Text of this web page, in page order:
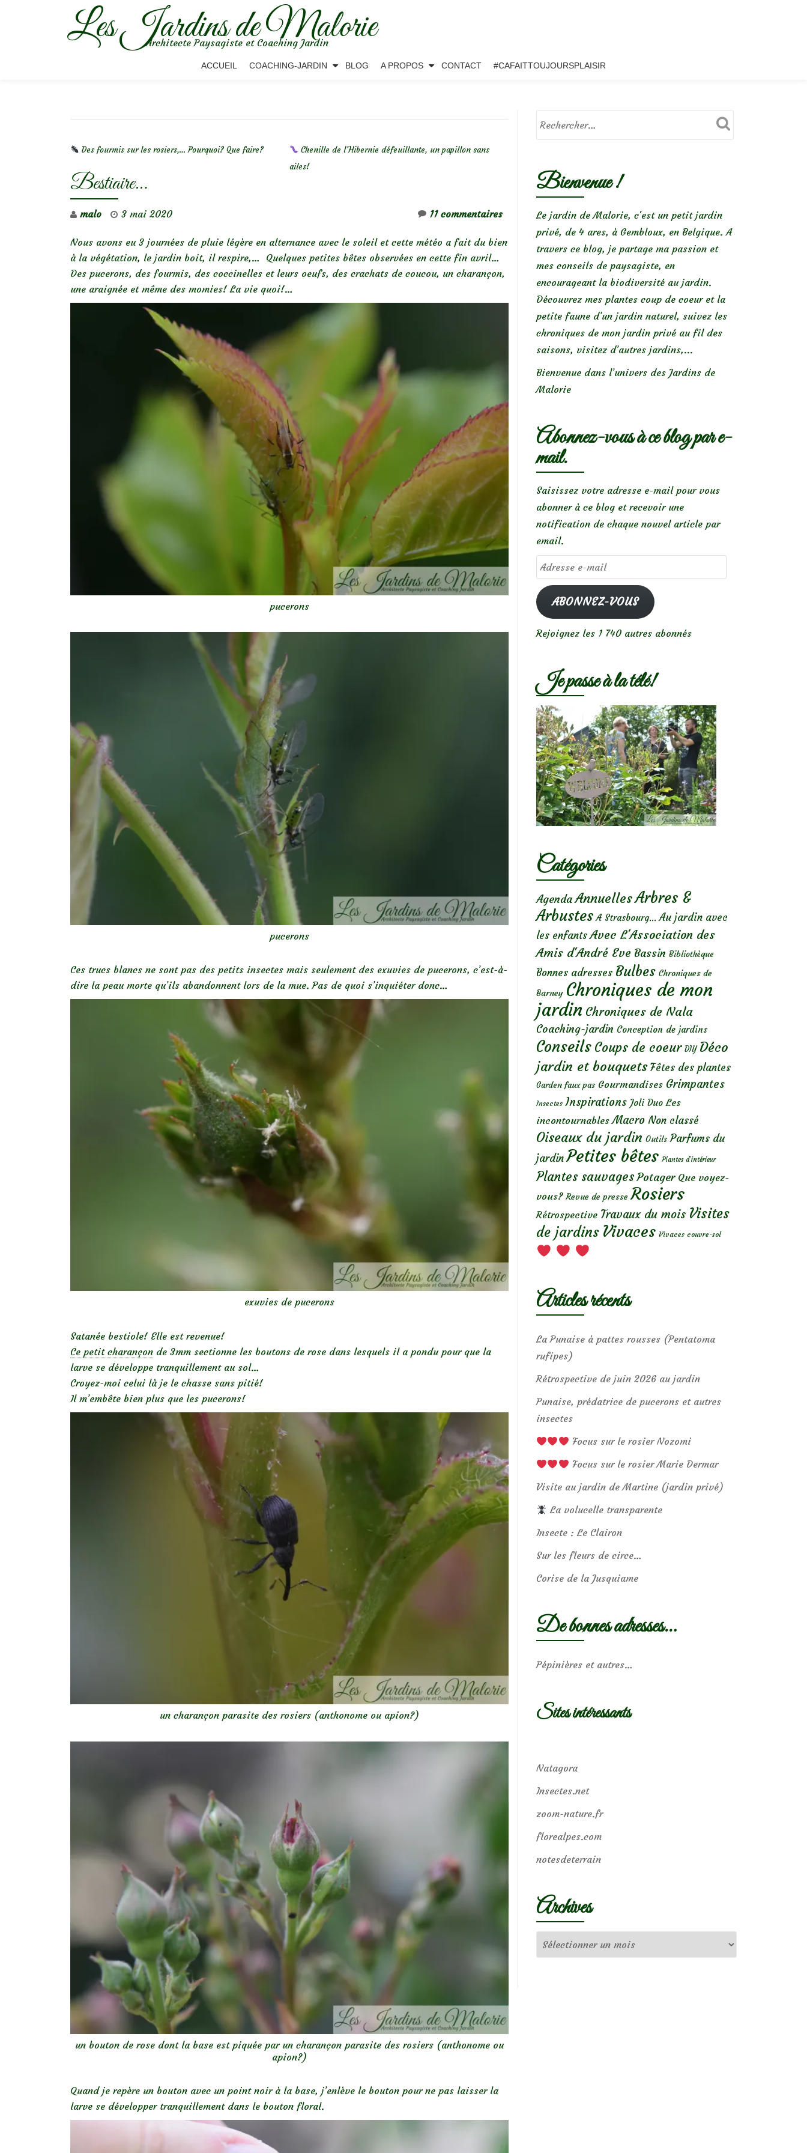
Les Jardins de Malorie
Architecte Paysagiste et Coaching Jardin
ACCUEIL COACHING-JARDIN BLOG A PROPOS CONTACT #CAFAITTOUJOURSPLAISIR
Des fourmis sur les rosiers,… Pourquoi? Que faire?
Chenille de l’Hibernie défeuillante, un papillon sans
ailes!
Bestiaire…
malo 3 mai 2020 11 commentaires
Nous avons eu 3 journées de pluie légère en alternance avec le soleil et cette météo a fait du bien
à la végétation, le jardin boit, il respire,… Quelques petites bêtes observées en cette fin avril…
Des pucerons, des fourmis, des coccinelles et leurs oeufs, des crachats de coucou, un charançon,
une araignée et même des momies! La vie quoi!…
pucerons
pucerons
Ces trucs blancs ne sont pas des petits insectes mais seulement des exuvies de pucerons, c’est-à-
dire la peau morte qu’ils abandonnent lors de la mue. Pas de quoi s’inquiéter donc…
exuvies de pucerons
Satanée bestiole! Elle est revenue!
Ce petit charançon de 3mm sectionne les boutons de rose dans lesquels il a pondu pour que la
larve se développe tranquillement au sol…
Croyez-moi celui là je le chasse sans pitié!
Il m’embête bien plus que les pucerons!
un charançon parasite des rosiers (anthonome ou apion?)
un bouton de rose dont la base est piquée par un charançon parasite des rosiers (anthonome ou
apion?)
Quand je repère un bouton avec un point noir à la base, j’enlève le bouton pour ne pas laisser la
larve se développer tranquillement dans le bouton floral.
Bienvenue !
Le jardin de Malorie, c'est un petit jardin
privé, de 4 ares, à Gembloux, en Belgique. A
travers ce blog, je partage ma passion et
mes conseils de paysagiste, en
encourageant la biodiversité au jardin.
Découvrez mes plantes coup de coeur et la
petite faune d’un jardin naturel, suivez les
chroniques de mon jardin privé au fil des
saisons, visitez d’autres jardins,...
Bienvenue dans l’univers des Jardins de
Malorie
Abonnez-vous à ce blog par e-
mail.
Saisissez votre adresse e-mail pour vous
abonner à ce blog et recevoir une
notification de chaque nouvel article par
email.
Adresse
e-
mailABONNEZ-VOUS
Rejoignez les 1 740 autres abonnés
Je passe à la télé!
Catégories
Agenda AnnuellesArbres &
Arbustes A Strasbourg... Au jardin avec
les enfants Avec L'Association des
Amis d'André Eve Bassin Bibliothèque
Bonnes adresses Bulbes Chroniques de
Barney Chroniques de mon
jardin Chroniques de Nala
Coaching-jardin Conception de jardins
Conseils Coups de coeur DIY Déco
jardin et bouquets Fêtes des plantes
Garden faux pas Gourmandises Grimpantes
Insectes Inspirations Joli Duo Les
incontournables Macro Non classé
Oiseaux du jardin Outils Parfums du
jardin Petites bêtes Plantes d’intérieur
Plantes sauvages Potager Que voyez-
vous? Revue de presse Rosiers
Rétrospective Travaux du mois Visites
de jardins Vivaces Vivaces couvre-sol
Articles récents
La Punaise à pattes rousses (Pentatoma
rufipes)
Rétrospective de juin 2026 au jardin
Punaise, prédatrice de pucerons et autres
insectes
Focus sur le rosier Nozomi
Focus sur le rosier Marie Dermar
Visite au jardin de Martine (jardin privé)
La volucelle transparente
Insecte : Le Clairon
Sur les fleurs de circe…
Corise de la Jusquiame
De bonnes adresses…
Pépinières et autres…
Sites intéressants
Natagora
Insectes.net
zoom-nature.fr
florealpes.com
notesdeterrain
Archives
Archives